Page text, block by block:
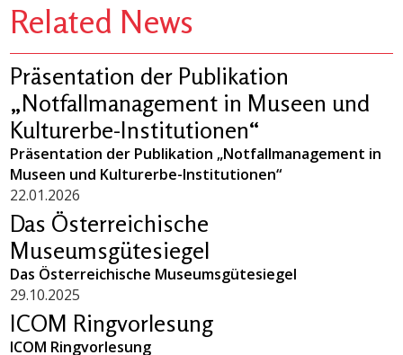
Related News
Präsentation der Publikation
„Notfallmanagement in Museen und
Kulturerbe-Institutionen“
Präsentation der Publikation „Notfallmanagement in
Museen und Kulturerbe-Institutionen“
22.01.2026
Das Österreichische
Museumsgütesiegel
Das Österreichische Museumsgütesiegel
29.10.2025
ICOM Ringvorlesung
ICOM Ringvorlesung